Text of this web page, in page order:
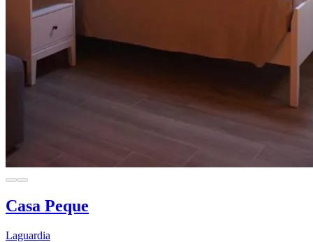
Casa Peque
Laguardia